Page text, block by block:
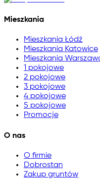
Mieszkania
Mieszkania Łódź
Mieszkania Katowice
Mieszkania
1 pokojowe
2 pokojowe
3 pokojowe
4 pokojowe
5 pokojowe
Promocje
O nas
O firmie
Dobrostan
Zakup gruntów